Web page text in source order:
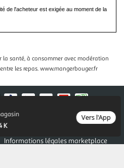
K
Vers l'App
de l'acheteur est exigée au moment de la
la santé, à consommer avec modération
les repas. www.mangerbouger.fr
Mentions légales
Informations légales marketplace